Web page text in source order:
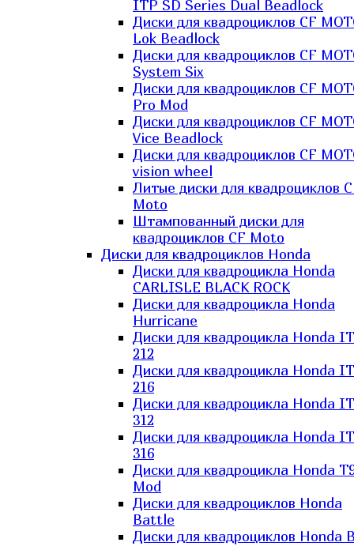
ITP SD Series Dual Beadlock
Диски для квадроциклов CF
Lok Beadlock
Диски для квадроциклов CF
System Six
Диски для квадроциклов CF
Pro Mod
Диски для квадроциклов CF
Vice Beadlock
Диски для квадроциклов CF
vision wheel
Литые диски для квадроциклов
Moto
Штампованный диски для
квадроциклов CF Moto
Диски для квадроциклов Honda
Диски для квадроцикла Honda
CARLISLE BLACK ROCK
Диски для квадроцикла Honda
Hurricane
Диски для квадроцикла Honda
212
Диски для квадроцикла Honda
216
Диски для квадроцикла Honda
312
Диски для квадроцикла Honda
316
Диски для квадроцикла Honda
Mod
Диски для квадроциклов Honda
Battle
Диски для квадроциклов Honda